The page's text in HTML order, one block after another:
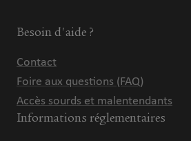
Besoin d'aide ?
Contact
Foire aux questions (FAQ)
Accès sourds et malentendants
Informations réglementaires